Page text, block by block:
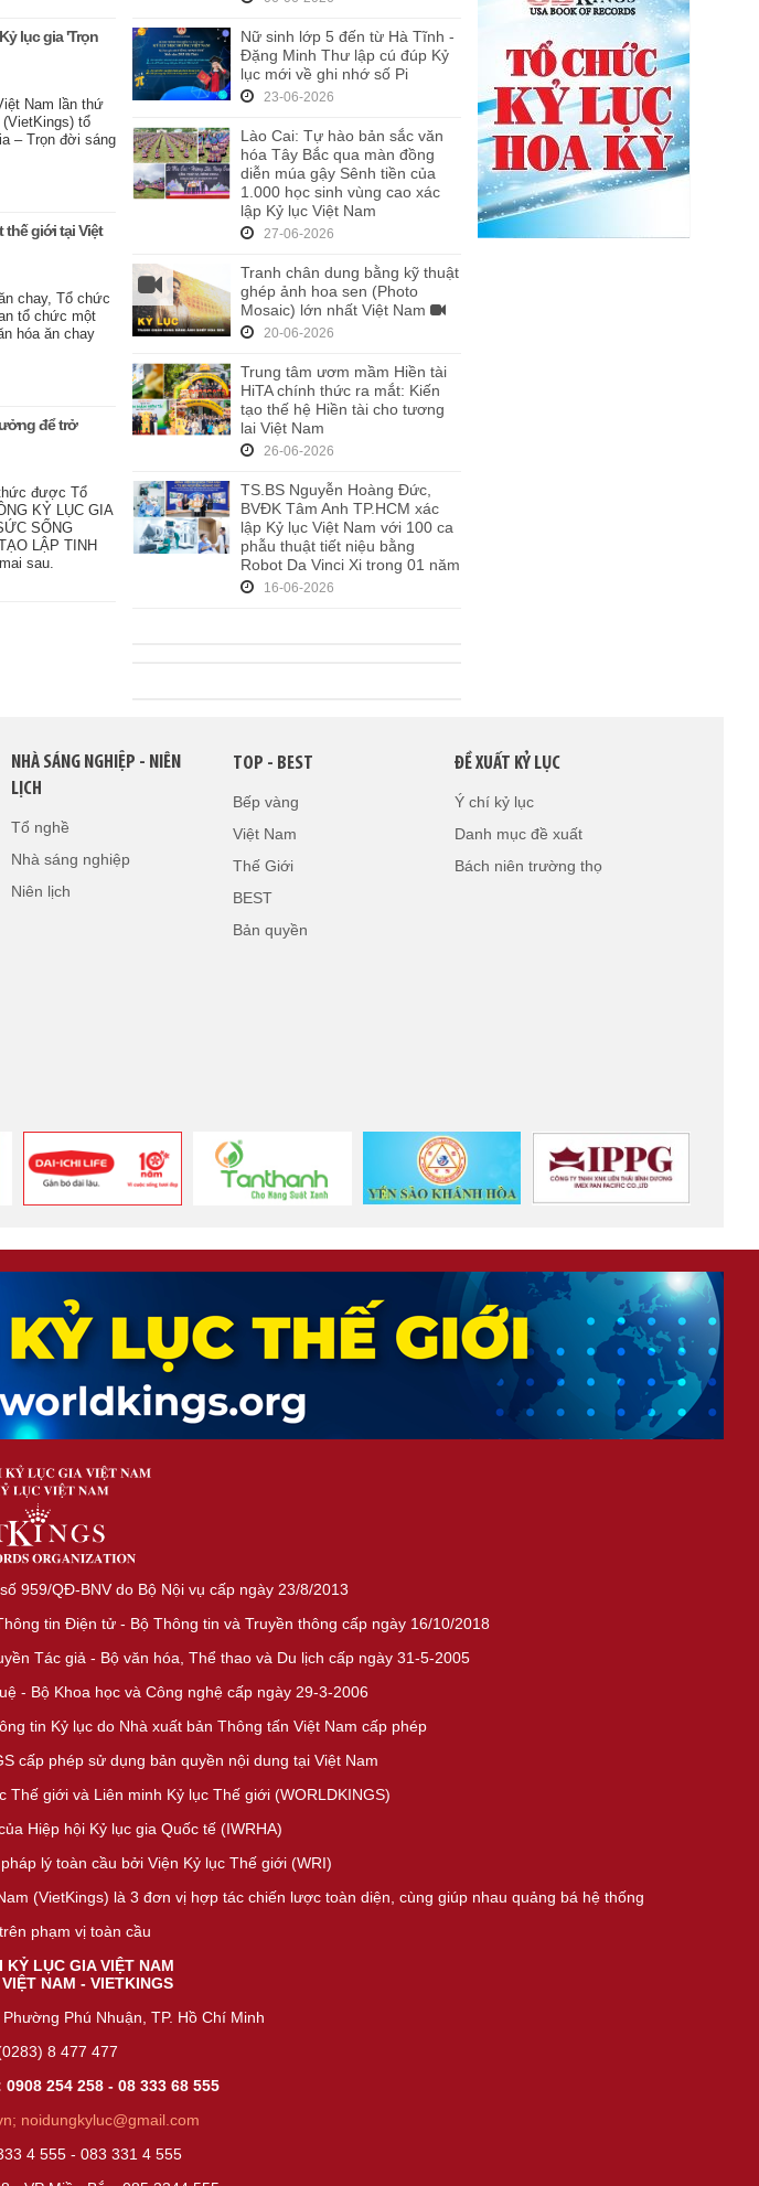
lục gia 'Trọn
Nam lần thứ
tổ
– Trọn đời sáng
thế giới tại Việt
chay, Tổ chức
tổ chức một
hóa ăn chay
để trở
được Tổ
KỶ LỤC GIA
SỐNG
LẬP TINH
sau.
Nữ sinh lớp 5 đến từ Hà Tĩnh -
Đặng Minh Thư lập cú đúp Kỷ
lục mới về ghi nhớ số Pi
23-06-2026
Lào Cai: Tự hào bản sắc văn
hóa Tây Bắc qua màn đồng
diễn múa gậy Sênh tiền của
1.000 học sinh vùng cao xác
lập Kỷ lục Việt Nam
27-06-2026
Tranh chân dung bằng kỹ thuật
ghép ảnh hoa sen (Photo
Mosaic) lớn nhất Việt Nam
20-06-2026
Trung tâm ươm mầm Hiền tài
HiTA chính thức ra mắt: Kiến
tạo thế hệ Hiền tài cho tương
lai Việt Nam
26-06-2026
TS.BS Nguyễn Hoàng Đức,
BVĐK Tâm Anh TP.HCM xác
lập Kỷ lục Việt Nam với 100 ca
phẫu thuật tiết niệu bằng
Robot Da Vinci Xi trong 01 năm
16-06-2026
NHÀ SÁNG NGHIỆP - NIÊN
LỊCH
Tổ nghề
Nhà sáng nghiệp
Niên lịch
TOP - BEST
Bếp vàng
Việt Nam
Thế Giới
BEST
Bản quyền
ĐỀ XUẤT KỶ LỤC
Ý chí kỷ lục
Danh mục đề xuất
Bách niên trường thọ
959/QĐ-BNV do Bộ Nội vụ cấp ngày 23/8/2013
tin Điện tử - Bộ Thông tin và Truyền thông cấp ngày 16/10/2018
Tác giả - Bộ văn hóa, Thể thao và Du lịch cấp ngày 31-5-2005
- Bộ Khoa học và Công nghệ cấp ngày 29-3-2006
tin Kỷ lục do Nhà xuất bản Thông tấn Việt Nam cấp phép
cấp phép sử dụng bản quyền nội dung tại Việt Nam
Thế giới và Liên minh Kỷ lục Thế giới (WORLDKINGS)
Hiệp hội Kỷ lục gia Quốc tế (IWRHA)
lý toàn cầu bởi Viện Kỷ lục Thế giới (WRI)
(VietKings) là 3 đơn vị hợp tác chiến lược toàn diện, cùng giúp nhau quảng bá hệ thống
phạm vị toàn cầu
KỶ LỤC GIA VIỆT NAM
NAM - VIETKINGS
Phú Nhuận, TP. Hồ Chí Minh
8 477 477
254 258 - 08 333 68 555
noidungkyluc@gmail.com
4 555 - 083 331 4 555